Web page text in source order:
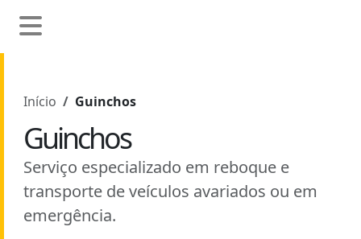
Início Guinchos
Guinchos
Serviço especializado em reboque e
transporte de veículos avariados ou em
emergência.